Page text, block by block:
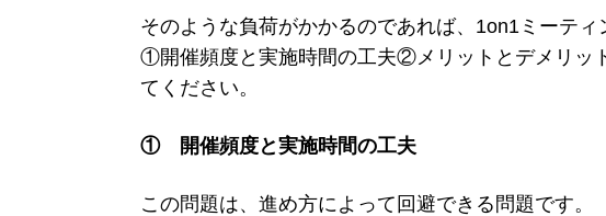
そのような負荷がかかるのであれば、1on1ミーテ
①開催頻度と実施時間の工夫②メリットとデメリッ
てください。
① 開催頻度と実施時間の工夫
この問題は、進め方によって回避できる問題です。